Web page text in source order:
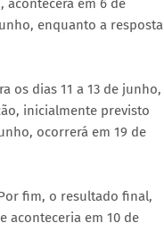
acontecerá em 6 de
enquanto a resposta
os dias 11 a 13 de junho,
inicialmente previsto
ocorrerá em 19 de
fim, o resultado final,
aconteceria em 10 de